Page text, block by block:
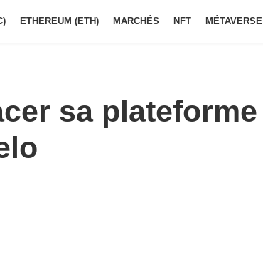
ETHEREUM (ETH) MARCHÉS NFT MÉTAVERSE
sa plateforme